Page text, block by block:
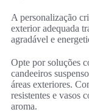
A personalização
exterior adequada
agradável e
Opte por soluções
candeeiros
áreas exteriores.
resistentes e vasos
aroma.